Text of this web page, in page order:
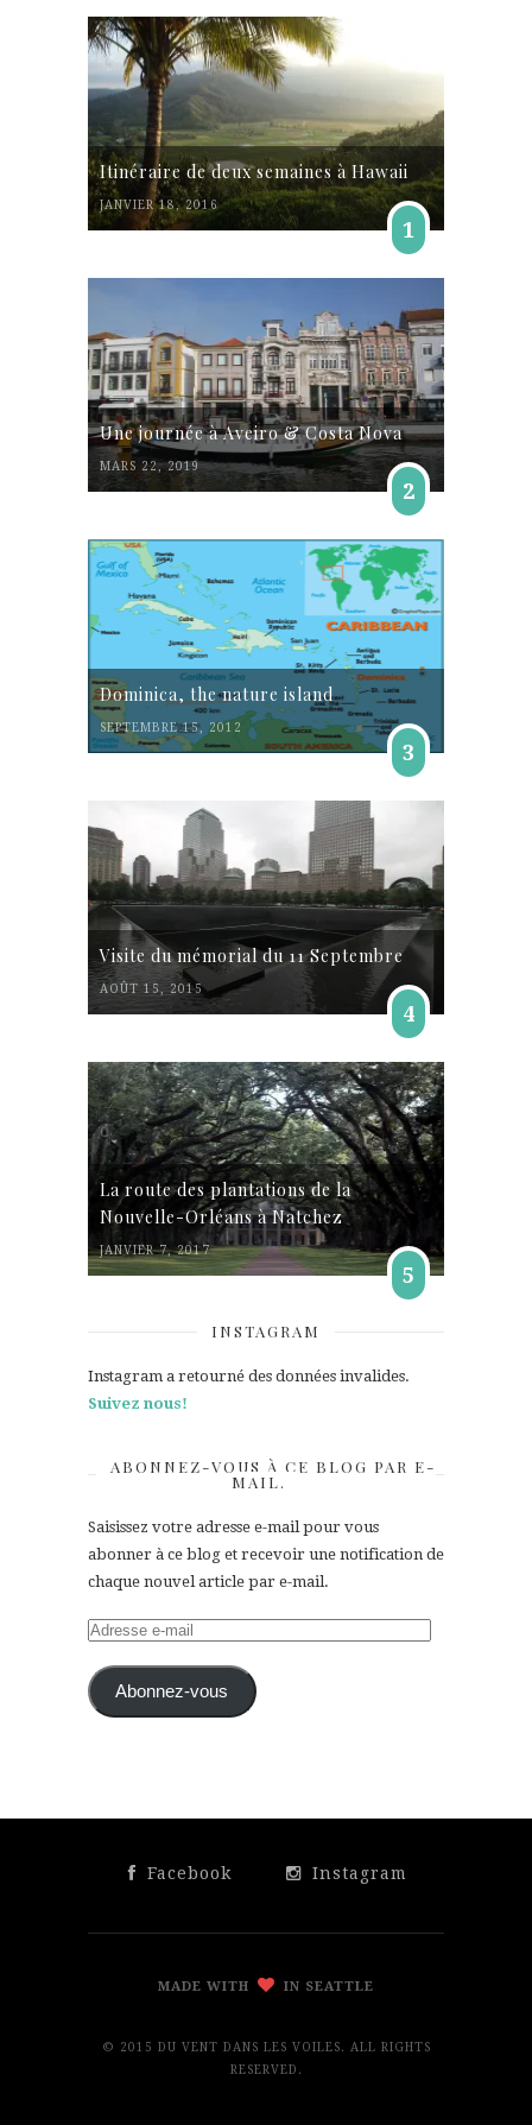
Itinéraire de deux semaines à Hawaii
JANVIER 18, 2016
1
Une journée à Aveiro & Costa Nova
MARS 22, 2019
2
Dominica, the nature island
SEPTEMBRE 15, 2012
3
Visite du mémorial du 11 Septembre
AOÛT 15, 2015
4
La route des plantations de la
Nouvelle-Orléans à Natchez
JANVIER 7, 2017
5
INSTAGRAM
Instagram a retourné des données invalides.
Suivez nous!
ABONNEZ-VOUS À CE BLOG PAR E-
MAIL.
Saisissez votre adresse e-mail pour vous
abonner à ce blog et recevoir une notification de
chaque nouvel article par e-mail.
Adresse
mail Abonnez-vous
Facebook Instagram
MADE WITH IN SEATTLE
© 2015 DU VENT DANS LES VOILES. ALL RIGHTS
RESERVED.